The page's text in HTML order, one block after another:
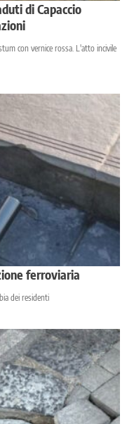
di Capaccio
con vernice rossa. L'atto incivile
ferroviaria
dei residenti